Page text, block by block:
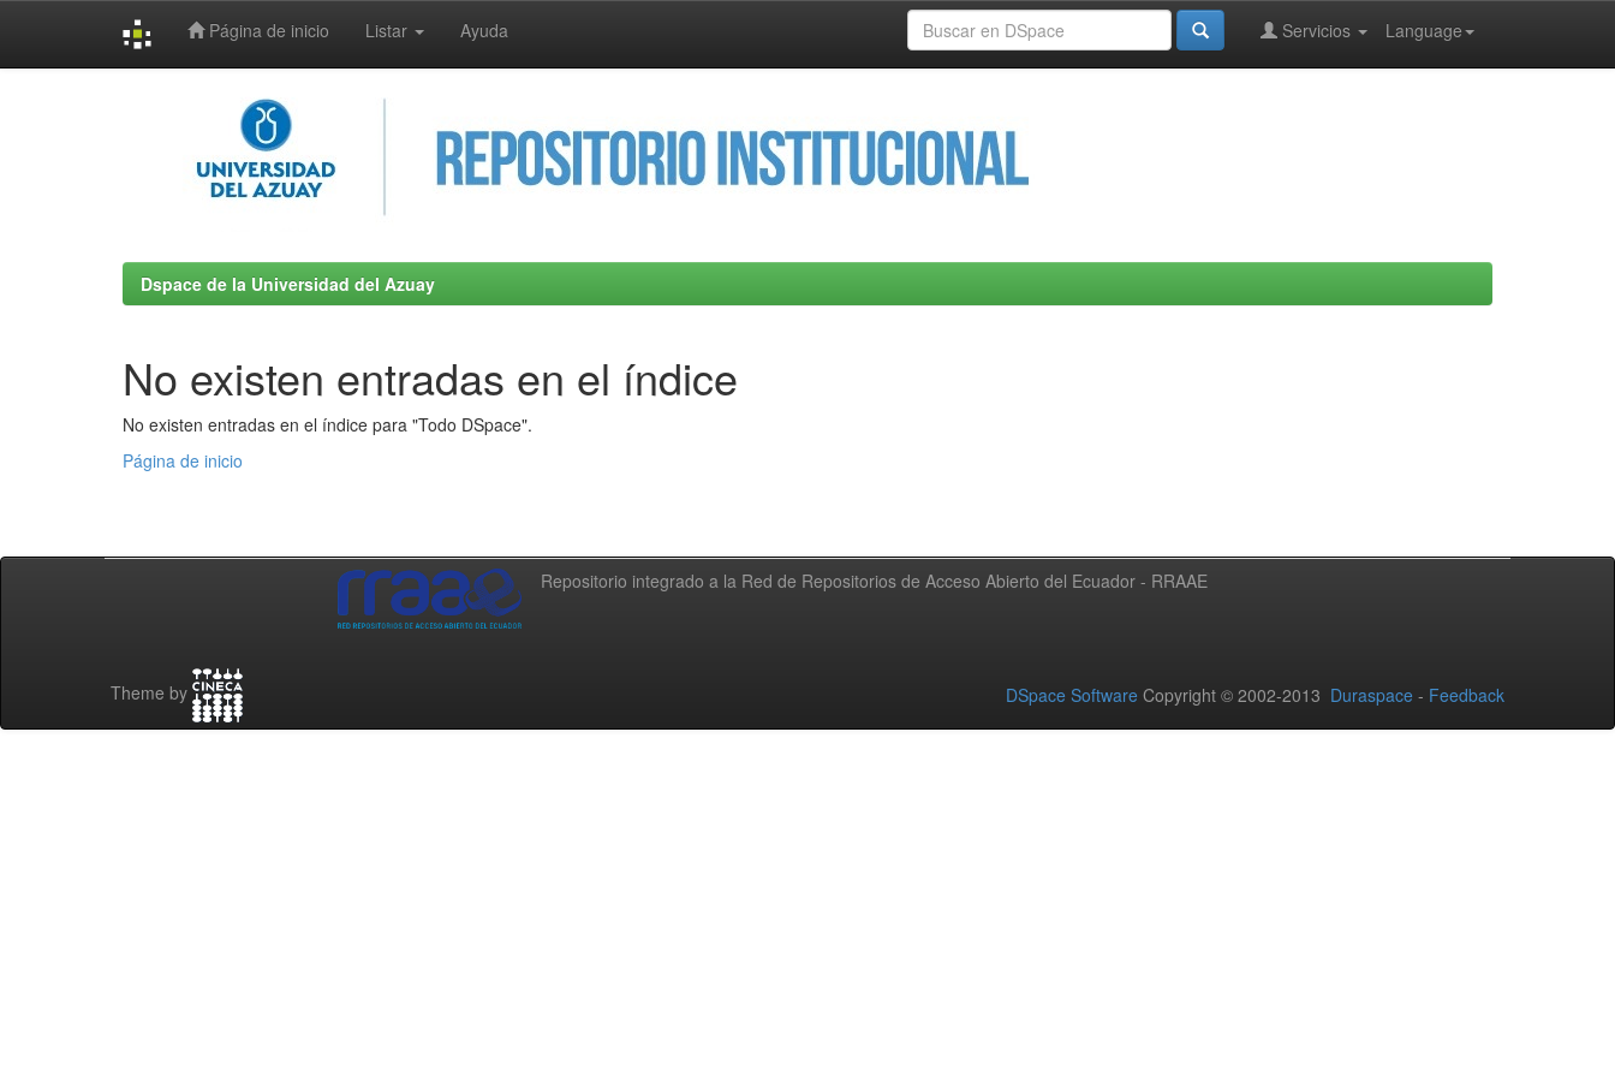
Página de inicio Listar Ayuda Language
Servicios
Dspace de la Universidad del Azuay
No existen entradas en el índice
No existen entradas en el índice para "Todo DSpace".
Página de inicio
Repositorio integrado a la Red de Repositorios de Acceso Abierto del Ecuador - RRAAE
Theme by DSpace Software Copyright © 2002-2013 Duraspace - Feedback